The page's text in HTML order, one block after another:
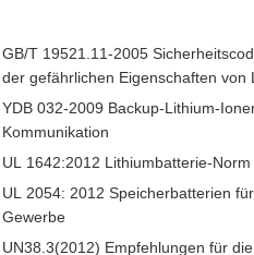
GB/T 19521.11-2005
der gefährlichen Eigenschaften von
YDB 032-2009 Backup-Lithium-
Kommunikation
UL 1642:2012 Lithiumbatterie-Norm
UL 2054: 2012 Speicherbatterien
Gewerbe
UN38.3(2012) Empfehlungen für